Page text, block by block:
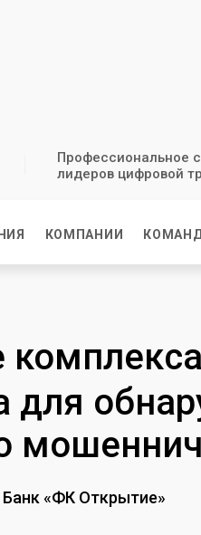
Профессиональное
лидеров цифровой
КОМПАНИИ
для
«ФК Открытие»